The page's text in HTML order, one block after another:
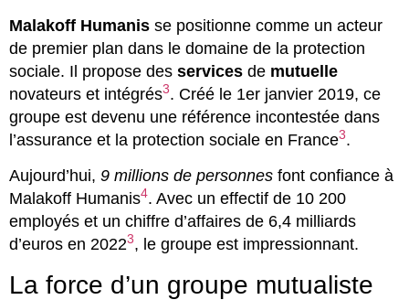
Malakoff Humanis se positionne comme un acteur
de premier plan dans le domaine de la protection
sociale. Il propose des services de mutuelle
novateurs et intégrés3. Créé le 1er janvier 2019, ce
groupe est devenu une référence incontestée dans
l’assurance et la protection sociale en France3.
Aujourd’hui, 9 millions de personnes font confiance à
Malakoff Humanis4. Avec un effectif de 10 200
employés et un chiffre d’affaires de 6,4 milliards
d’euros en 20223, le groupe est impressionnant.
La force d’un groupe mutualiste